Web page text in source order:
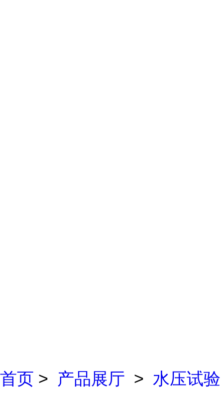
首页 > 产品展厅 > 水压试验